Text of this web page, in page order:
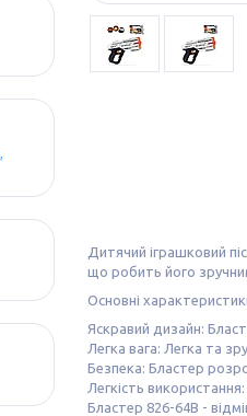
Дитячий іграшковий
що робить його
Основні
Яскравий дизайн:
Легка вага: Легка та
Безпека: Бластер
Легкість
Бластер 826-64В -